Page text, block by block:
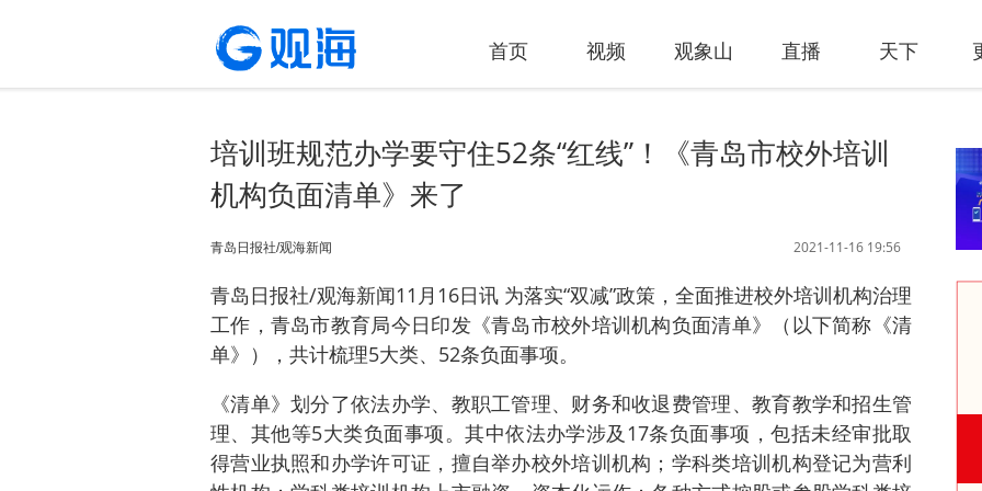
首页 视频 观象山 直播 天下
培训班规范办学要守住52条“红线”！《青岛市校外培训
机构负面清单》来了
2021-11-16 19:56
青岛日报社/观海新闻
青岛日报社/观海新闻11月16日讯 为落实“双减”政策，全面推进校外培训机构治理
工作，青岛市教育局今日印发《青岛市校外培训机构负面清单》（以下简称《清
单》），共计梳理5大类、52条负面事项。
《清单》划分了依法办学、教职工管理、财务和收退费管理、教育教学和招生管
理、其他等5大类负面事项。其中依法办学涉及17条负面事项，包括未经审批取
得营业执照和办学许可证，擅自举办校外培训机构；学科类培训机构登记为营利